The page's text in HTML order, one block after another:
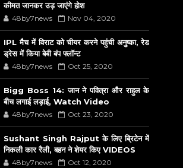
कीमत जानकर उड़ जाएंगे होश
48by7news Nov 04, 2020
IPL मैच में विराट को चीयर करने पहुंची अनुष्का, रेड
ड्रेस में किया बेबी बंप फ्लॉन्ट
48by7news Oct 25, 2020
Bigg Boss 14: जान ने पवित्रा और राहुल के
बीच लगाई लड़ाई, Watch Video
48by7news Oct 23, 2020
Sushant Singh Rajput के लिए ब्रिटेन में
निकली कार रैली, बहन ने शेयर किए VIDEOS
48by7news Oct 12, 2020